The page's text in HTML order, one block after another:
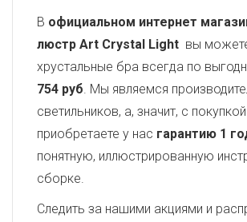
В официальном интернет
люстр Art Crystal Light вы
хрустальные бра всегда по
754 руб. Мы являемся
светильников, а, значит, с
приобретаете у нас гарантию 1
понятную, иллюстрированную
сборке.
Следить за нашими акциями и